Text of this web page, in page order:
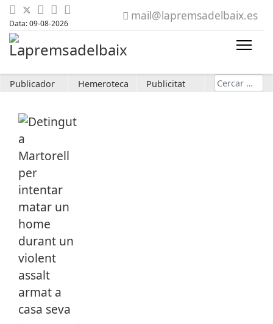
Data: 09-08-2026
mail@lapremsadelbaix.es
Publicador Hemeroteca Publicitat Cerca